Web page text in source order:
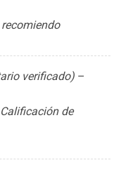
verificado) –
de